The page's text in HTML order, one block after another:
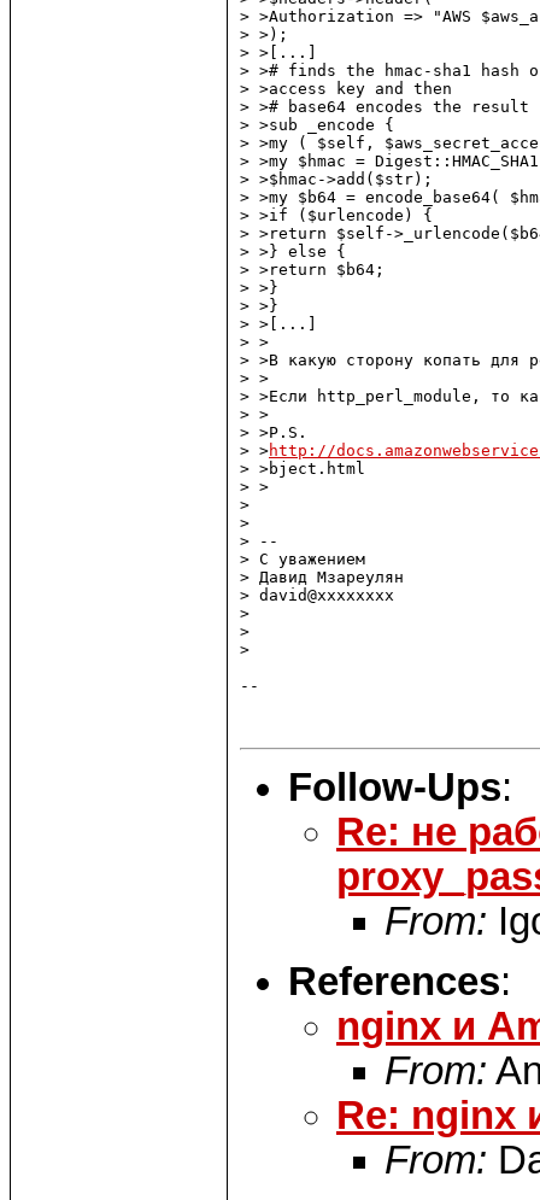
> >Authorization => "AWS
> >);
> >[...]
> ># finds the hmac-sha1
> >access key and then
> ># base64 encodes the
> >sub _encode {
> >my ( $self,
> >my $hmac =
> >$hmac->add($str);
> >my $b64 = encode_base64(
> >if ($urlencode) {
> >return $self-
> >} else {
> >return $b64;
> >}
> >}
> >[...]
> >
> >В какую сторону копать для
> >
> >Если http_perl_module, то
> >
> >P.S.
> >http://
> >bject.html
> >
>
>
> --
> С уважением
> Давид Мзареулян
> david@xxxxxxxx
>
>
>
--
Follow-Ups:
Re: не
From:
References:
nginx и
From:
Re: nginx
From: